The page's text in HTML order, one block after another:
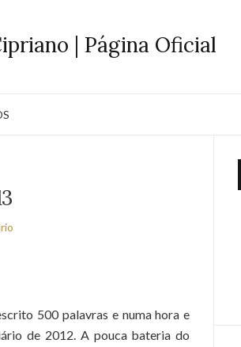
500 palavras e numa hora e
de 2012. A pouca bateria do